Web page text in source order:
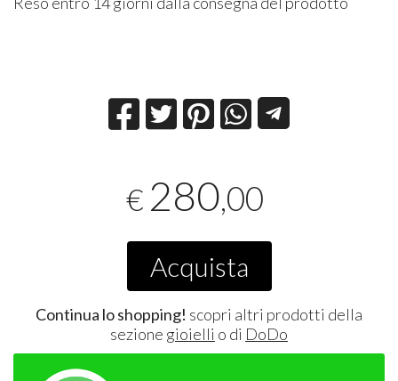
€ 280,00
Acquista
Continua lo shopping! scopri altri prodotti della
sezione gioielli o di DoDo